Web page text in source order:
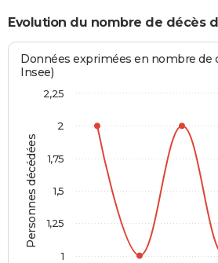
Evolution du nombre de décès
Personnes décédées
Données exprimées en nombre de
Insee)
1
1,25
1,5
1,75
2
2,25